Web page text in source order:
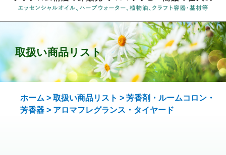
取扱い商品リスト
ホーム > 取扱い商品リスト > 芳香剤・ルームコロン・
芳香器 > アロマフレグランス ・タイヤード